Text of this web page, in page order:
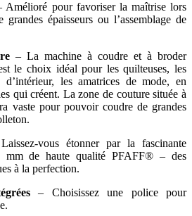
Amélioré pour favoriser la maîtrise lors
épaisseurs ou l’assemblage de
– La machine à coudre et à broder
le choix idéal pour les quilteuses, les
d’intérieur, les amatrices de mode, en
qui créent. La zone de couture située à
vaste pour pouvoir coudre de grandes
vous étonner par la fascinante
mm de haute qualité PFAFF® – des
à la perfection.
– Choisissez une police pour